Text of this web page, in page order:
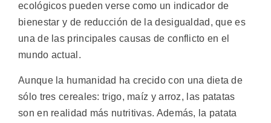
ecológicos pueden verse como un indicador de
bienestar y de reducción de la desigualdad, que es
una de las principales causas de conflicto en el
mundo actual.
Aunque la humanidad ha crecido con una dieta de
sólo tres cereales: trigo, maíz y arroz, las patatas
son en realidad más nutritivas. Además, la patata